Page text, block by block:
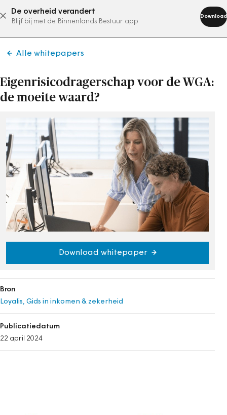
De overheid verandert
Blijf bij met de Binnenlands Bestuur app
Download
abonneer nu
Alle whitepapers
Eigenrisicodragerschap voor de WGA:
de moeite waard?
Download whitepaper
Bron
Loyalis, Gids in inkomen & zekerheid
Publicatiedatum
22 april 2024